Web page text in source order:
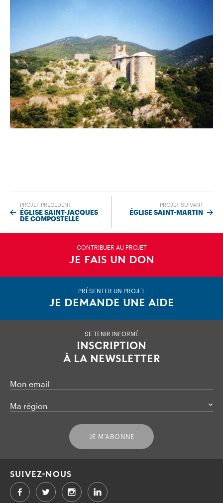
PROJET PRÉCÉDENT
ÉGLISE SAINT-JACQUES
DE COMPOSTELLE
PROJET SUIVANT
ÉGLISE SAINT-MARTIN
CONTRIBUER AU PROJET
JE FAIS UN DON
PRÉSENTER UN PROJET
JE DEMANDE UNE AIDE
SE TENIR INFORMÉ
INSCRIPTION
À LA NEWSLETTER
Mon email
Ma région
JE M’ABONNE
SUIVEZ-NOUS
FacebookTwitter LinkedIn